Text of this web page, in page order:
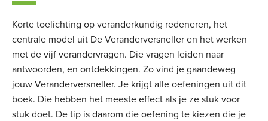
Korte toelichting op veranderkundig redeneren, het
centrale model uit De Veranderversneller en het werken
met de vijf verandervragen. Die vragen leiden naar
antwoorden, en ontdekkingen. Zo vind je gaandeweg
jouw Veranderversneller. Je krijgt alle oefeningen uit dit
boek. Die hebben het meeste effect als je ze stuk voor
stuk doet. De tip is daarom die oefening te kiezen die je